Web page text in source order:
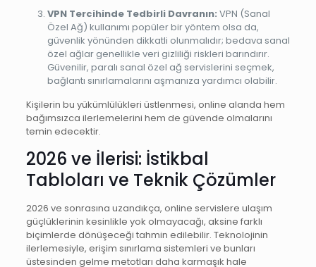
VPN Tercihinde Tedbirli Davranın: VPN (Sanal
Özel Ağ) kullanımı popüler bir yöntem olsa da,
güvenlik yönünden dikkatli olunmalıdır; bedava sanal
özel ağlar genellikle veri gizliliği riskleri barındırır.
Güvenilir, paralı sanal özel ağ servislerini seçmek,
bağlantı sınırlamalarını aşmanıza yardımcı olabilir.
Kişilerin bu yükümlülükleri üstlenmesi, online alanda hem
bağımsızca ilerlemelerini hem de güvende olmalarını
temin edecektir.
2026 ve İlerisi: İstikbal
Tabloları ve Teknik Çözümler
2026 ve sonrasına uzandıkça, online servislere ulaşım
güçlüklerinin kesinlikle yok olmayacağı, aksine farklı
biçimlerde dönüşeceği tahmin edilebilir. Teknolojinin
ilerlemesiyle, erişim sınırlama sistemleri ve bunları
üstesinden gelme metotları daha karmaşık hale